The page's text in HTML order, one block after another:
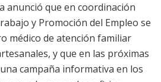
anunció que en coordinación
y Promoción del Empleo se
médico de atención familiar
y que en las próximas
campaña informativa en los